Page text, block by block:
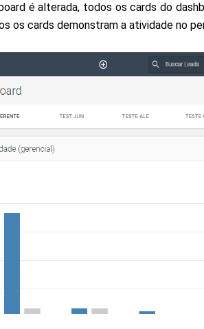
é alterada, todos os cards do
os cards demonstram a atividade no